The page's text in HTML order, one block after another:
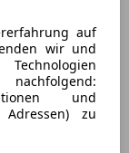
auf
wir und
und
zu